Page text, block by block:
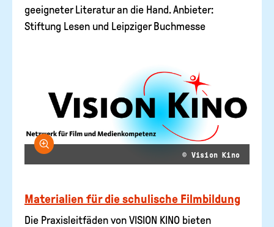
geeigneter Literatur an die Hand. Anbieter:
Stiftung Lesen und Leipziger Buchmesse
Bild vergrößern
© Vision Kino
Materialien für die schulische Filmbildung
Die Praxisleitfäden von VISION KINO bieten